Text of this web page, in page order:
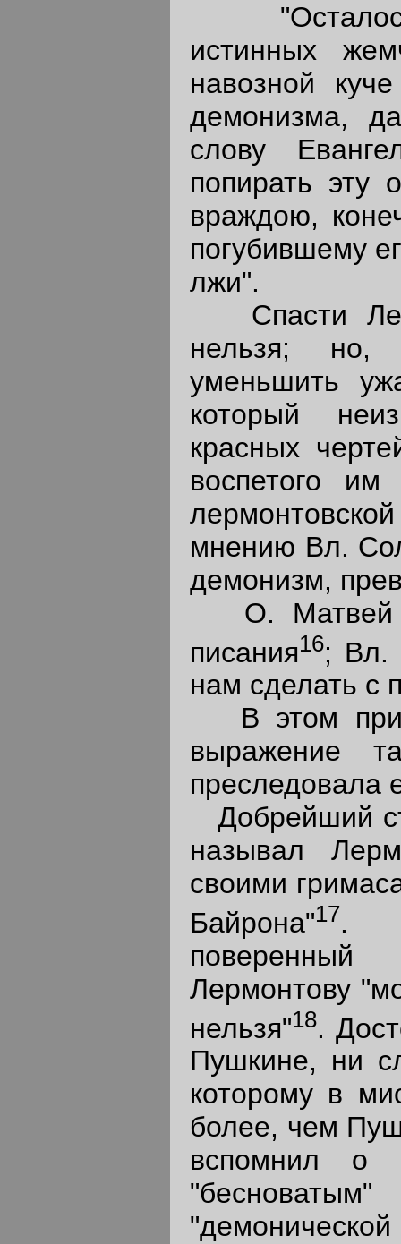
"Осталось
истинных
навозной
демонизма,
слову
попирать эту
враждою,
погубившему
лжи".
Спасти
нельзя; но,
уменьшить
который
красных
воспетого
мнению Вл.
демонизм,
О. Матвей
писания16; Вл.
нам сделать с
В этом
выражение
преследовала
Добрейший
называл
своими
Байрона"17.
поверенный
Лермонтову
нельзя"18.
Пушкине, ни
которому в
более, чем
вспомнил о